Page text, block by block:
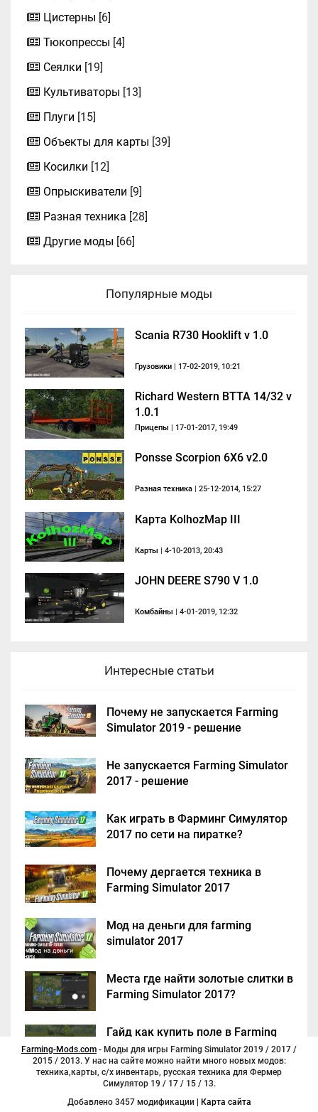
Цистерны [6]
Тюкопрессы [4]
Сеялки [19]
Культиваторы [13]
Плуги [15]
Объекты для карты [39]
Косилки [12]
Опрыскиватели [9]
Разная техника [28]
Другие моды [66]
Популярные моды
Scania R730 Hooklift v 1.0
Грузовики | 17-02-2019, 10:21
Richard Western BTTA 14/32 v
1.0.1
Прицепы | 17-01-2017, 19:49
Ponsse Scorpion 6X6 v2.0
Разная техника | 25-12-2014, 15:27
Карта KolhozMap III
Карты | 4-10-2013, 20:43
JOHN DEERE S790 V 1.0
Комбайны | 4-01-2019, 12:32
Интересные статьи
Почему не запускается Farming
Simulator 2019 - решение
Не запускается Farming Simulator
2017 - решение
Как играть в Фарминг Симулятор
2017 по сети на пиратке?
Почему дергается техника в
Farming Simulator 2017
Мод на деньги для farming
simulator 2017
Места где найти золотые слитки в
Farming Simulator 2017?
Гайд как купить поле в Farming
Simulator 2017
Farming-Mods.com
2015 / 2013. У нас на сайте можно найти много новых модов:
техника,карты, с/х инвентарь, русская техника для Фермер
Симулятор 19 / 17 / 15 / 13.
Добавлено 3457 модификации |
Карта сайта